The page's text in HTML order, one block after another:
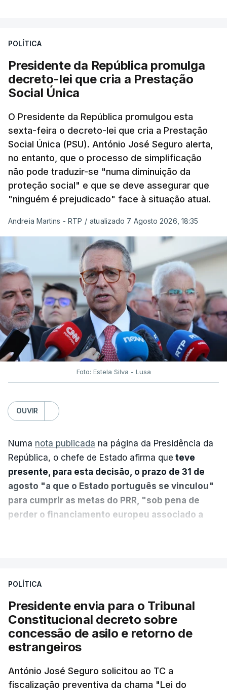
POLÍTICA
Presidente da República promulga
decreto-lei que cria a Prestação
Social Única
O Presidente da República promulgou esta
sexta-feira o decreto-lei que cria a Prestação
Social Única (PSU). António José Seguro alerta,
no entanto, que o processo de simplificação
não pode traduzir-se "numa diminuição da
proteção social" e que se deve assegurar que
"ninguém é prejudicado" face à situação atual.
Andreia Martins - RTP / atualizado 7 Agosto 2026, 18:35
Foto: Estela Silva - Lusa
OUVIR
Numa nota publicada na página da Presidência da
República, o chefe de Estado afirma que teve
presente, para esta decisão, o prazo de 31 de
agosto "a que o Estado português se vinculou"
para cumprir as metas do PRR, "sob pena de
perder o financiamento europeu associado a
sistema mais simples, mais justo e transparente".
"Sempre que seja possível reduzir burocracias,
eliminar sobreposições e garantir que os apoios
chegam a quem mais necessita, estaremos a dar
um passo na direção certa", argumenta o
Presidente da República.
POLÍTICA
Presidente envia para o Tribunal
Constitucional decreto sobre
concessão de asilo e retorno de
estrangeiros
António José Seguro solicitou ao TC a
fiscalização preventiva da chama "Lei do